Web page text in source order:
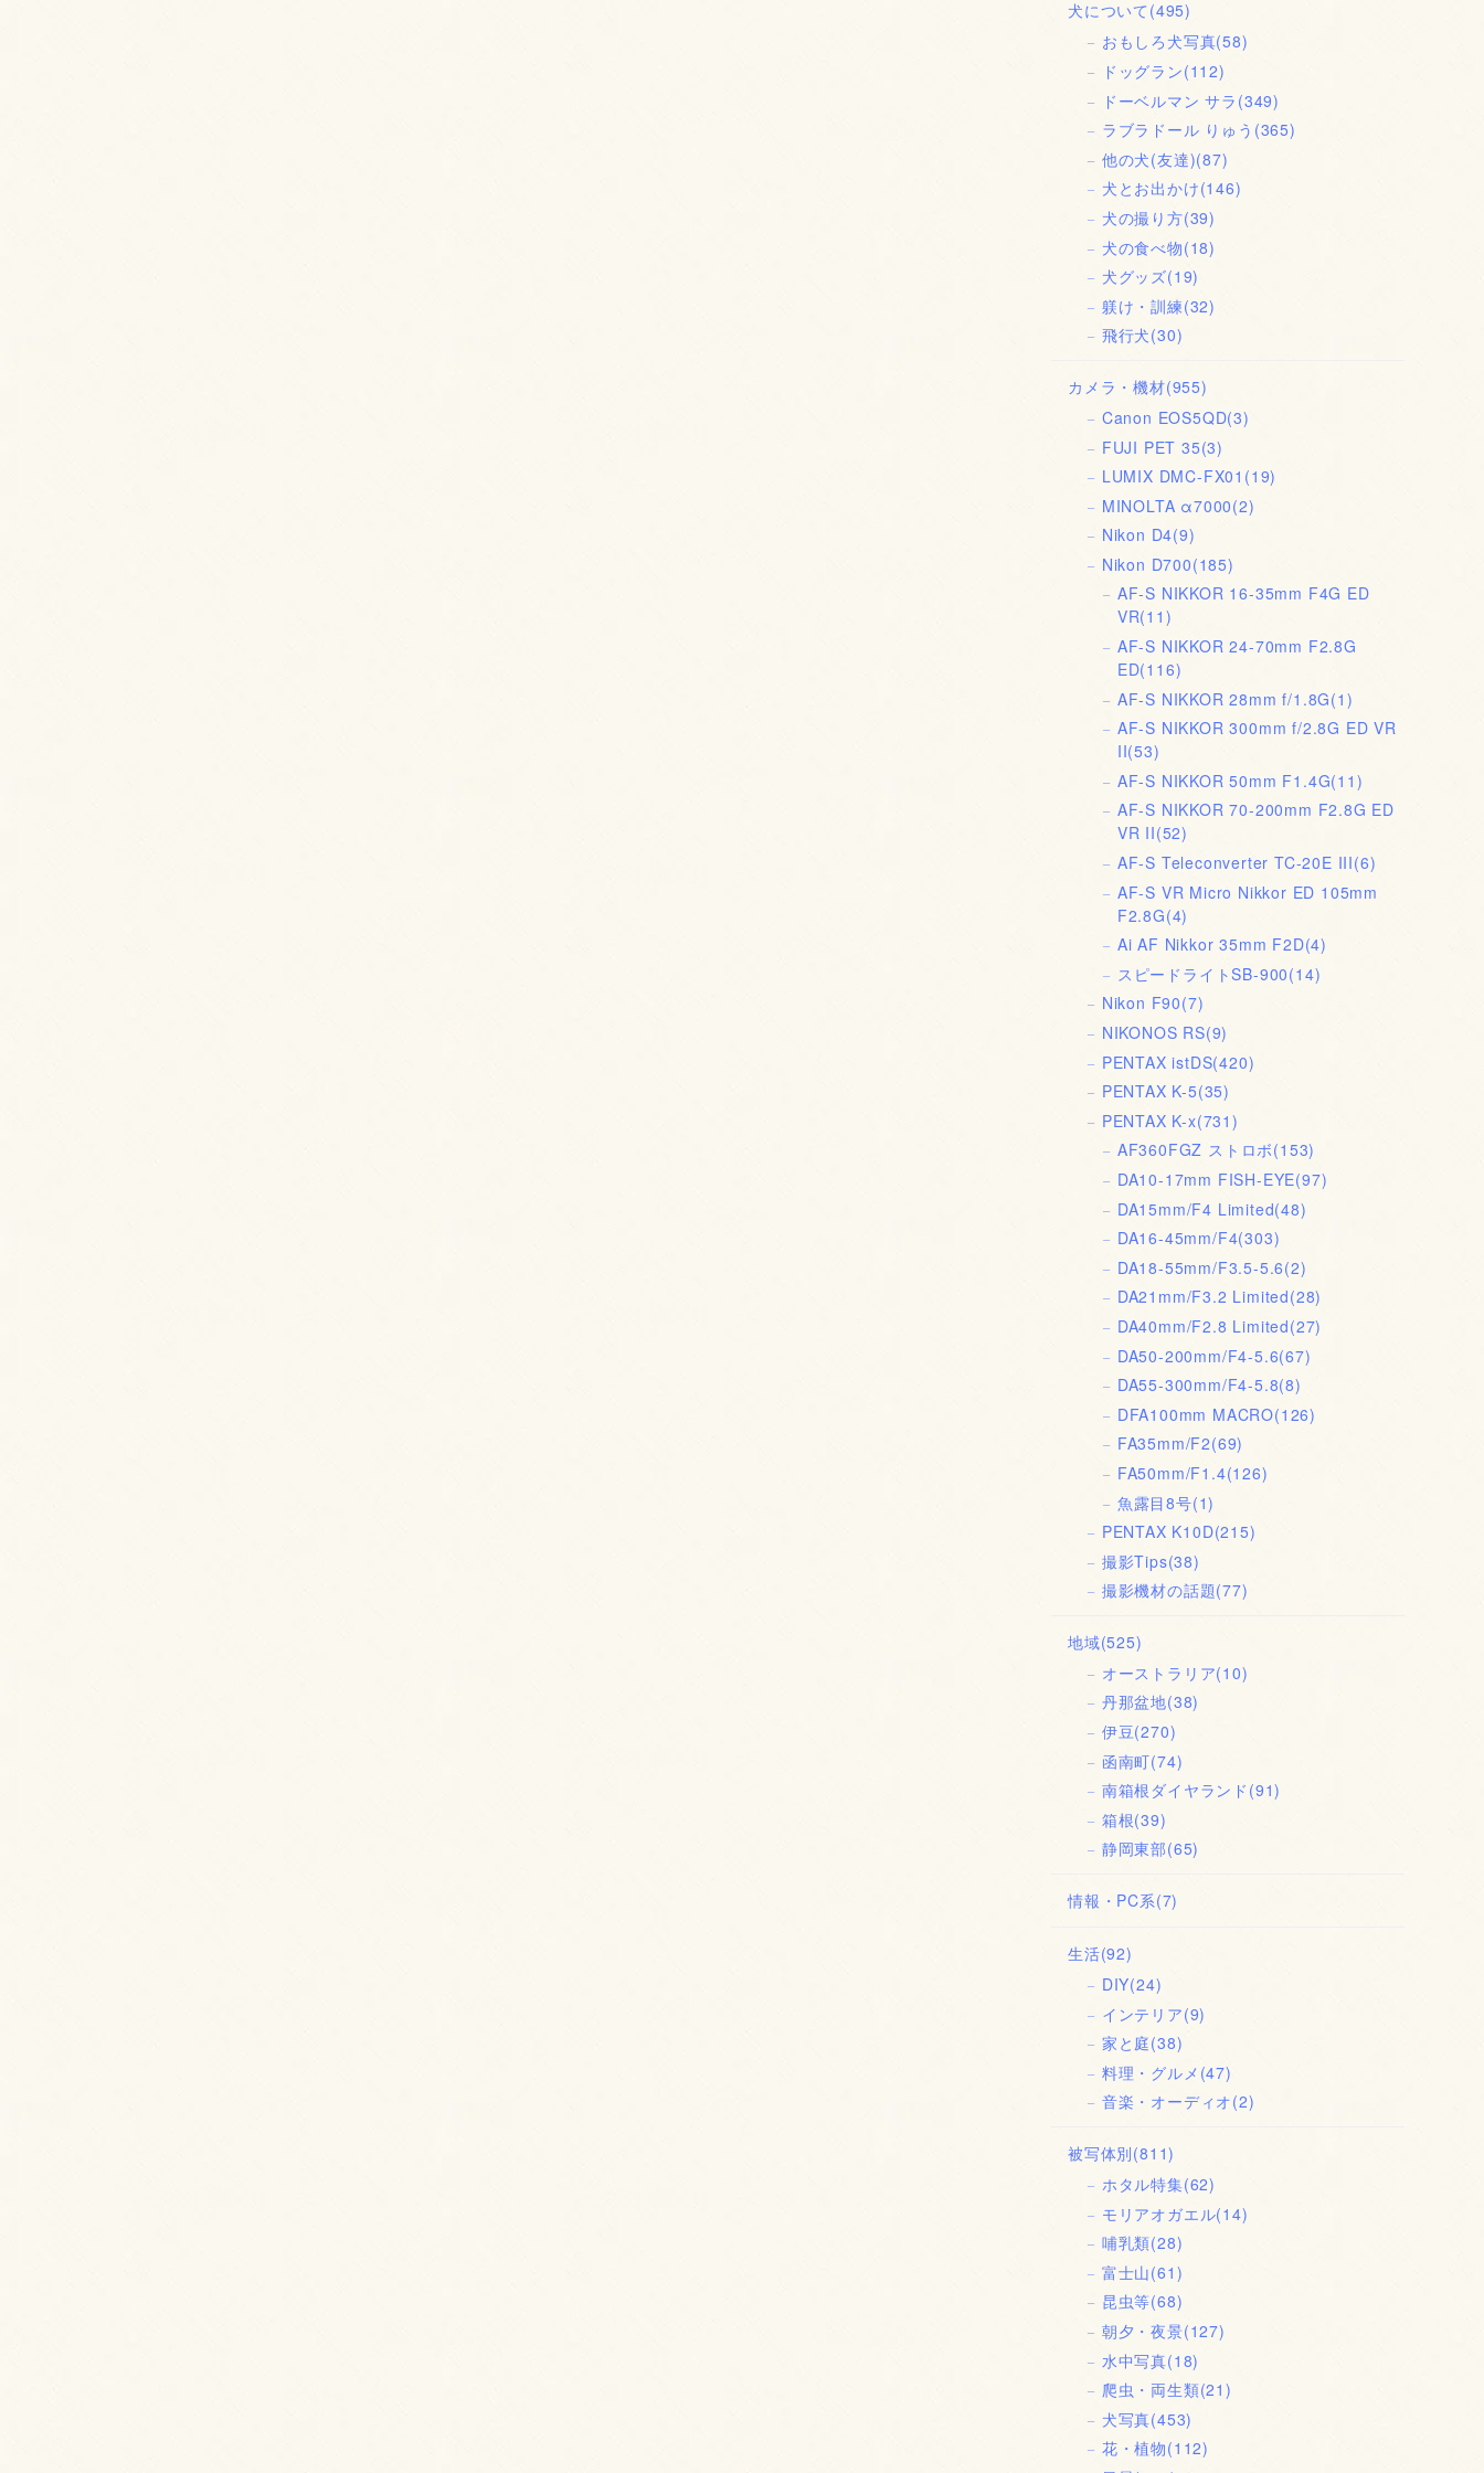
犬について (495)
おもしろ犬写真(58)
ドッグラン(112)
ドーベルマン サラ (349)
ラブラドール りゅう (365)
他の犬(友達)(87)
犬とお出かけ(146)
犬の撮り方(39)
犬の食べ物(18)
犬グッズ(19)
躾け・訓練(32)
飛行犬(30)
カメラ・機材(955)
Canon EOS5QD(3)
FUJI PET 35(3)
LUMIX DMC-FX01 (19)
MINOLTA α7000(2)
Nikon D4(9)
Nikon D700(185)
AF-S NIKKOR 16-35mm F4G ED
VR(11)
AF-S NIKKOR 24-70mm F2.8G
ED(116)
AF-S NIKKOR 28mm f/1.8G(1)
AF-S NIKKOR 300mm f/2.8G ED VR
II(53)
AF-S NIKKOR 50mm F1.4G(11)
AF-S NIKKOR 70-200mm F2.8G ED
VR II(52)
AF-S Teleconverter TC-20E III(6)
AF-S VR Micro Nikkor ED 105mm
F2.8G(4)
Ai AF Nikkor 35mm F2D(4)
スピードライトSB-900(14)
Nikon F90(7)
NIKONOS RS(9)
PENTAX istDS(420)
PENTAX K-5(35)
PENTAX K-x(731)
AF360FGZ ストロボ(153)
DA10-17mm FISH-EYE(97)
DA15mm/F4 Limited(48)
DA16-45mm/F4(303)
DA18-55mm/F3.5-5.6(2)
DA21mm/F3.2 Limited(28)
DA40mm/F2.8 Limited(27)
DA50-200mm/F4-5.6(67)
DA55-300mm/F4-5.8(8)
DFA100mm MACRO(126)
FA35mm/F2(69)
FA50mm/F1.4(126)
魚露目8号(1)
PENTAX K10D(215)
撮影Tips(38)
撮影機材の話題(77)
地域(525)
オーストラリア(10)
丹那盆地(38)
伊豆(270)
函南町(74)
南箱根ダイヤランド (91)
箱根(39)
静岡東部(65)
情報・PC系(7)
生活(92)
DIY(24)
インテリア(9)
家と庭(38)
料理・グルメ (47)
音楽・オーディオ(2)
被写体別(811)
ホタル特集(62)
モリアオガエル(14)
哺乳類(28)
富士山(61)
昆虫等(68)
朝夕・夜景(127)
水中写真(18)
爬虫・両生類(21)
犬写真(453)
花・植物(112)